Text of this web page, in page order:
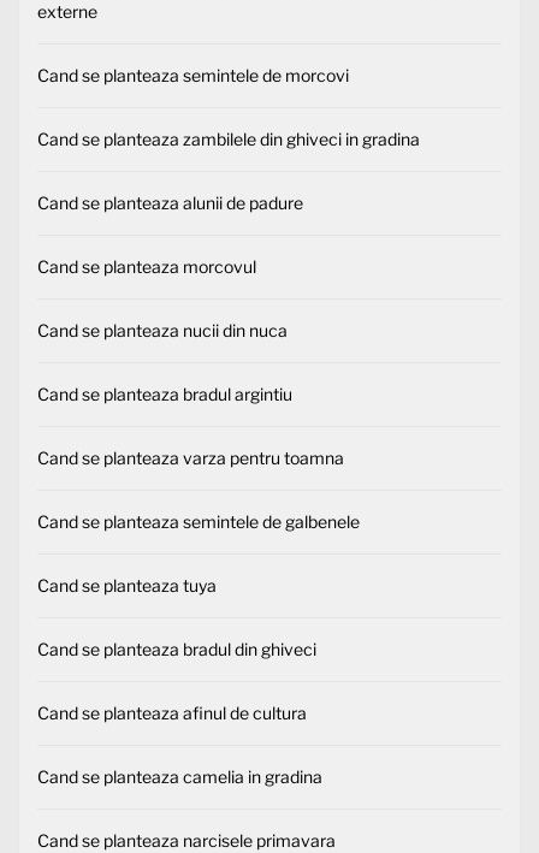
externe
Cand se planteaza semintele de morcovi
Cand se planteaza zambilele din ghiveci in gradina
Cand se planteaza alunii de padure
Cand se planteaza morcovul
Cand se planteaza nucii din nuca
Cand se planteaza bradul argintiu
Cand se planteaza varza pentru toamna
Cand se planteaza semintele de galbenele
Cand se planteaza tuya
Cand se planteaza bradul din ghiveci
Cand se planteaza afinul de cultura
Cand se planteaza camelia in gradina
Cand se planteaza narcisele primavara